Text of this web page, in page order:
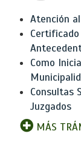
Atención
Como
Consultas
Juzgados
MÁS